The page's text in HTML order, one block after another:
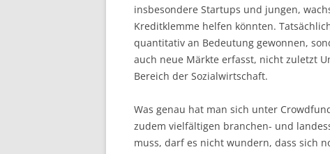
insbesondere Startups und jungen,
Kreditklemme helfen könnten.
quantitativ an Bedeutung gewonnen,
auch neue Märkte erfasst, nicht zuletzt
Bereich der Sozialwirtschaft.
Was genau hat man sich unter
zudem vielfältigen branchen- und
muss, darf es nicht wundern, dass sich